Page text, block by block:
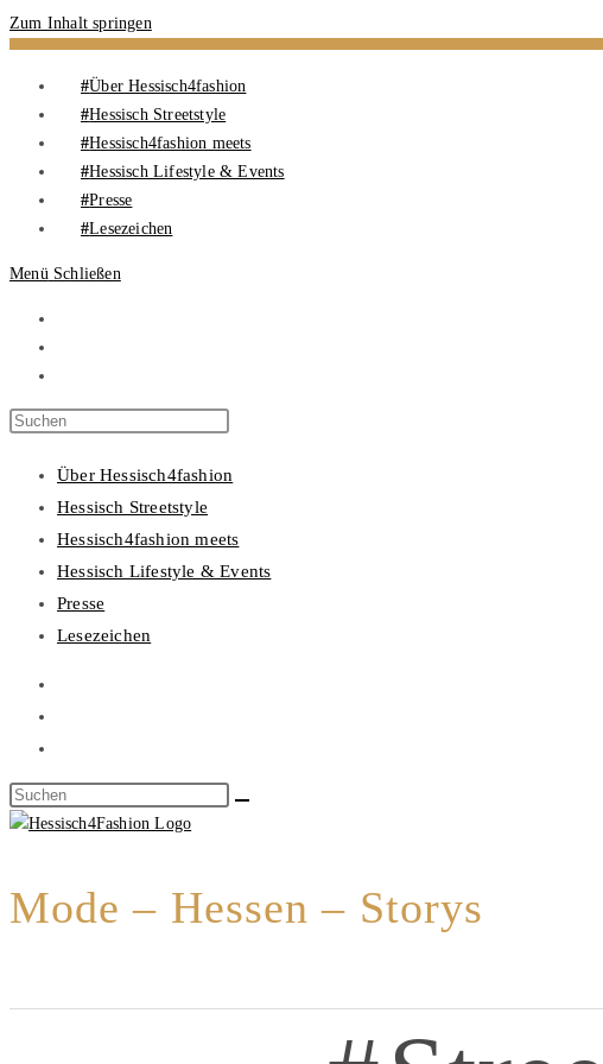
Zum Inhalt springen
Über Hessisch4fashion
Hessisch Streetstyle
Hessisch4fashion meets
Hessisch Lifestyle & Events
Presse
Lesezeichen
Menü Schließen
Über Hessisch4fashion
Hessisch Streetstyle
Hessisch4fashion meets
Hessisch Lifestyle & Events
Presse
Lesezeichen
Mode – Hessen – Storys